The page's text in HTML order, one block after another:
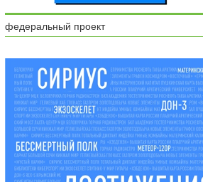
федеральный проект